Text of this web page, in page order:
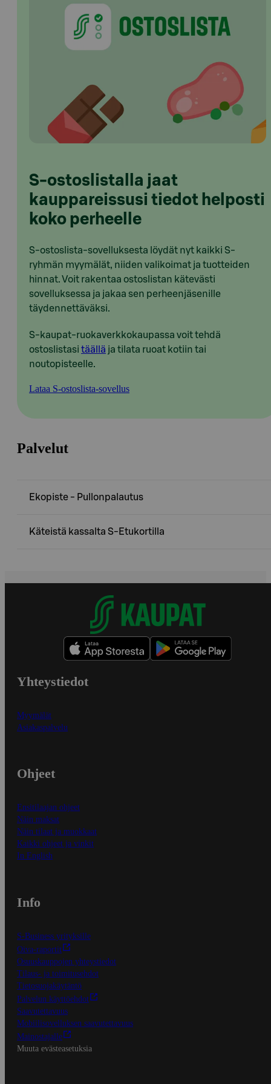
S-ostoslistalla jaat
kauppareissusi tiedot helposti
koko perheelle
S-ostoslista-sovelluksesta löydät nyt kaikki S-
ryhmän myymälät, niiden valikoimat ja tuotteiden
hinnat. Voit rakentaa ostoslistan kätevästi
sovelluksessa ja jakaa sen perheenjäsenille
täydennettäväksi.
S-kaupat-ruokaverkkokaupassa voit tehdä
ostoslistasi täällä ja tilata ruoat kotiin tai
noutopisteelle.
Lataa S-ostoslista-sovellus
Palvelut
Ekopiste - Pullonpalautus
Käteistä kassalta S-Etukortilla
Yhteystiedot
Myymälät
Asiakaspalvelu
Ohjeet
Ensitilaajan ohjeet
Näin maksat
Näin tilaat ja muokkaat
Kaikki ohjeet ja vinkit
In English
Info
S-Business yrityksille
Oiva-raportit
Osuuskauppojen yhteystiedot
Tilaus- ja toimitusehdot
Tietosuojakäytäntö
Palvelun käyttöehdot
Saavutettavuus
Mobiilisovelluksen saavutettavuus
Mainostajalle
Muuta evästeasetuksia